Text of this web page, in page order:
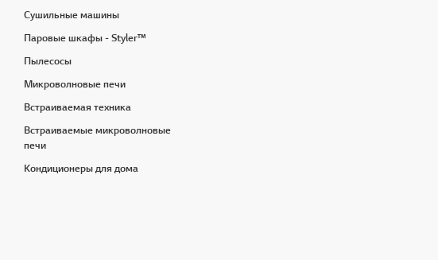
Сушильные машины
Паровые шкафы - Styler™
Пылесосы
Микроволновые печи
Встраиваемая техника
Встраиваемые микроволновые
печи
Кондиционеры для дома